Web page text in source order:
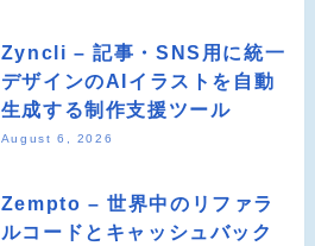
Zyncli – 記事・SNS用に統一
デザインのAIイラストを自動
生成する制作支援ツール
August 6, 2026
Zempto – 世界中のリファラ
ルコードとキャッシュバック